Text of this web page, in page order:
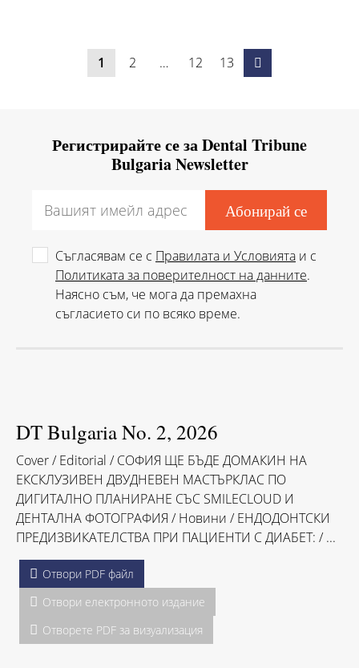
1 2 … 12 13
Регистрирайте се за Dental Tribune
Bulgaria Newsletter
Съгласявам се с Правилата и Условията и с
Политиката за поверителност на данните.
Наясно съм, че мога да премахна
съгласието си по всяко време.
DT Bulgaria No. 2, 2026
Cover / Editorial / СОФИЯ ЩЕ БЪДЕ ДОМАКИН НА
ЕКСКЛУЗИВЕН ДВУДНЕВЕН МАСТЪРКЛАС ПО
ДИГИТАЛНО ПЛАНИРАНЕ СЪС SMILECLOUD И
ДЕНТАЛНА ФОТОГРАФИЯ / Hовини / ЕНДОДОНТСКИ
ПРЕДИЗВИКАТЕЛСТВА ПРИ ПАЦИЕНТИ С ДИАБЕТ: / ...
Отвори PDF файл
Отвори електронното издание
Отворете PDF за визуализация